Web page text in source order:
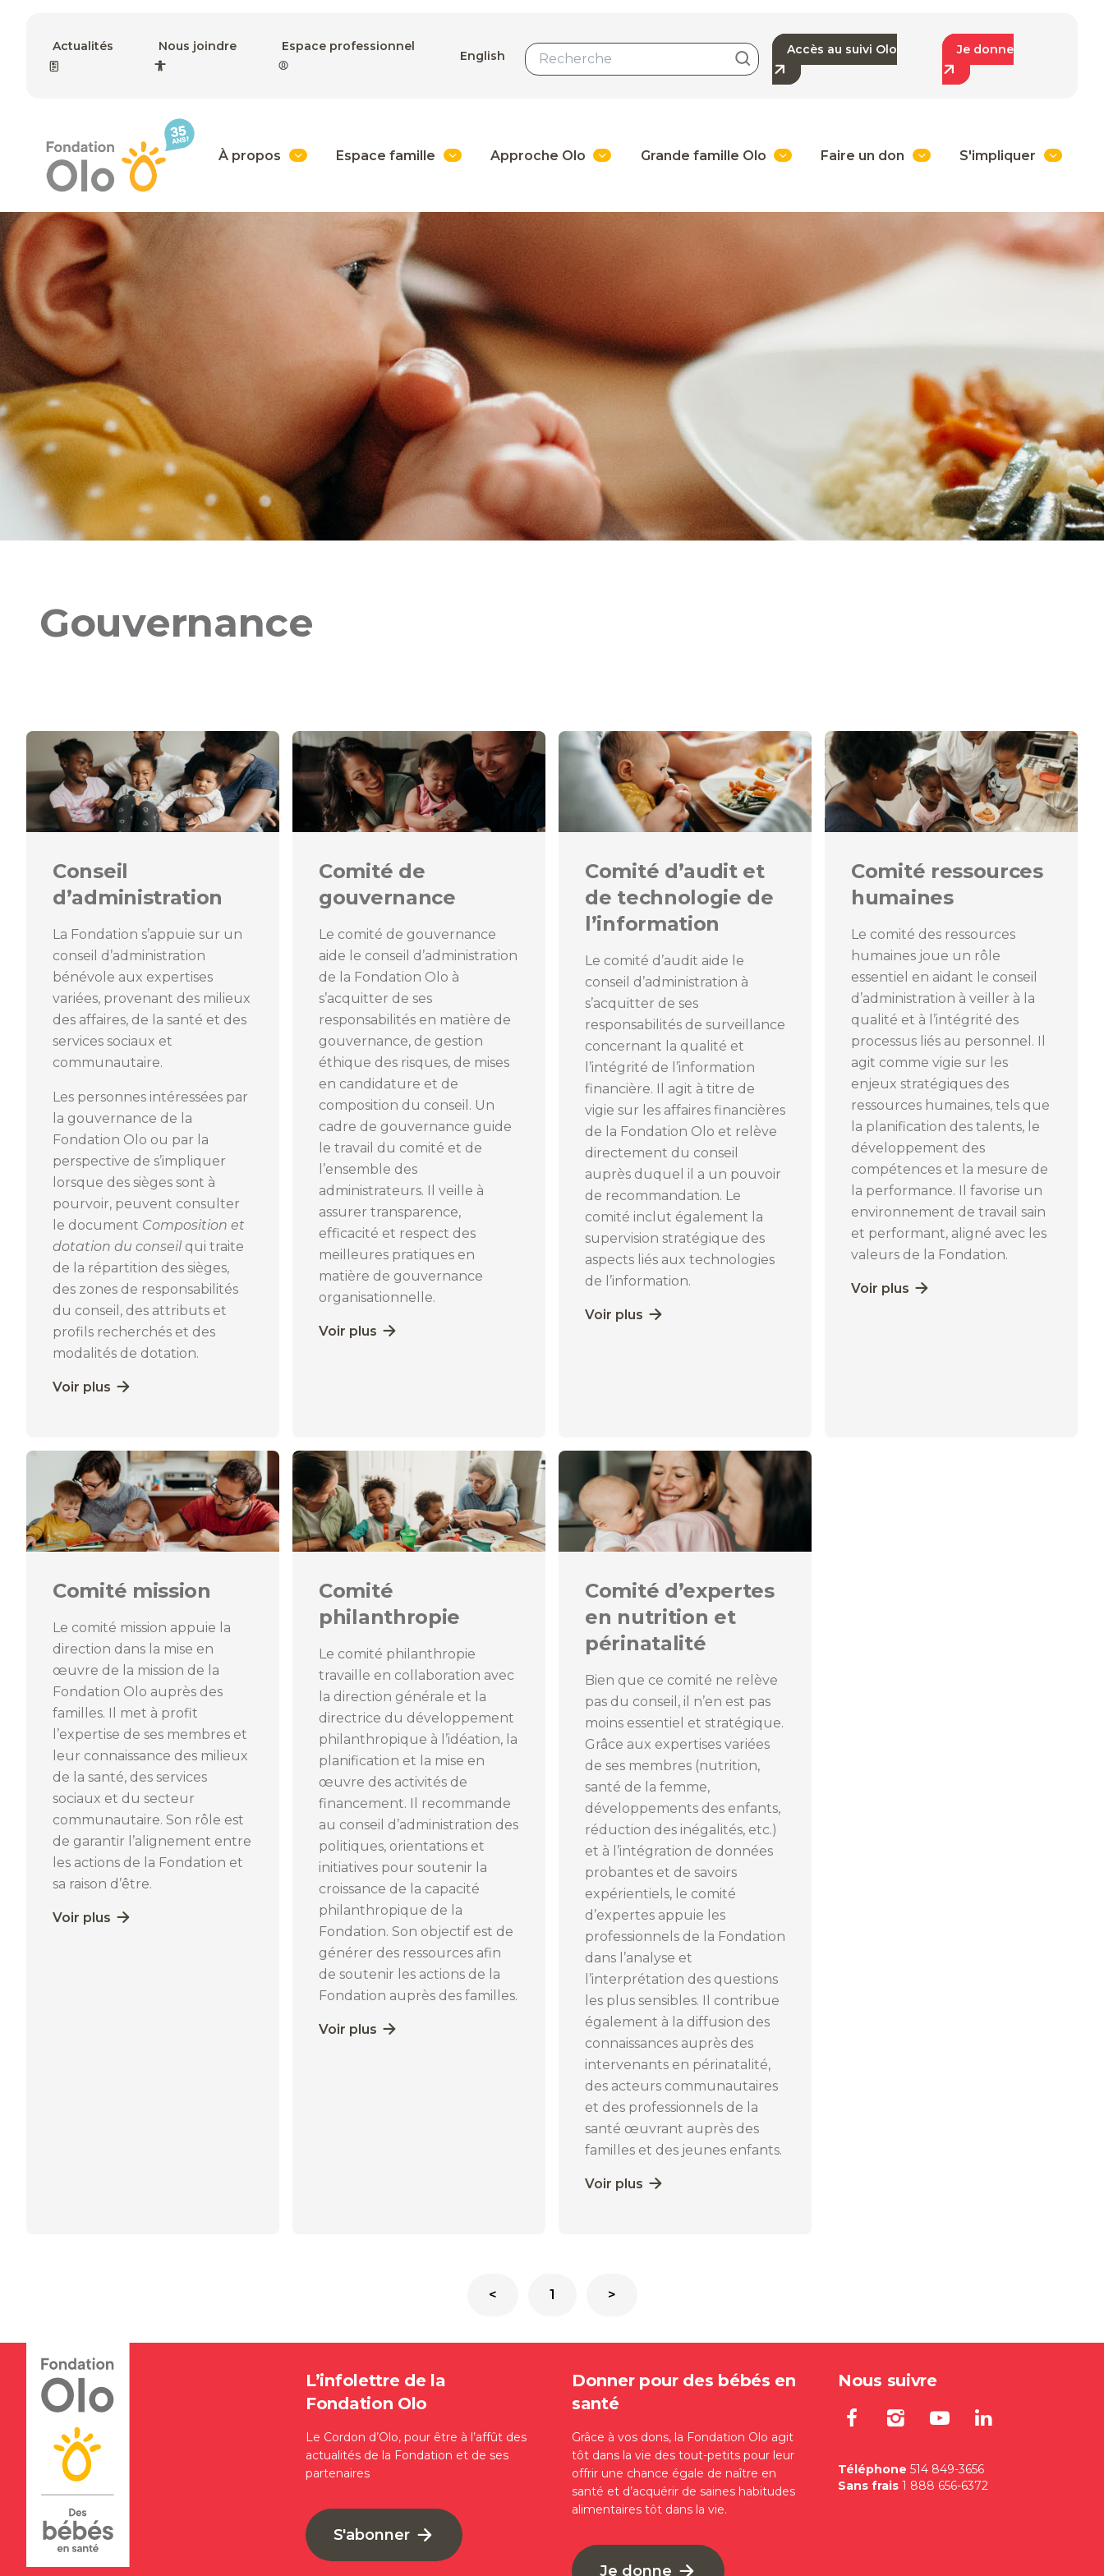
Actualités Nous joindre Espace professionnel
English Accès au suivi Olo Je donne
À propos Espace famille Approche Olo Grande famille Olo Faire un don S'impliquer
Gouvernance
Conseil
d’administration
La Fondation s’appuie sur un
conseil d’administration
bénévole aux expertises
variées, provenant des milieux
des affaires, de la santé et des
services sociaux et
communautaire.
Les personnes intéressées par
la gouvernance de la
Fondation Olo ou par la
perspective de s’impliquer
lorsque des sièges sont à
pourvoir, peuvent consulter
le document Composition et
dotation du conseil qui traite
de la répartition des sièges,
des zones de responsabilités
du conseil, des attributs et
profils recherchés et des
modalités de dotation.
Voir plus
Comité de
gouvernance
Le comité de gouvernance
aide le conseil d’administration
de la Fondation Olo à
s’acquitter de ses
responsabilités en matière de
gouvernance, de gestion
éthique des risques, de mises
en candidature et de
composition du conseil. Un
cadre de gouvernance guide
le travail du comité et de
l’ensemble des
administrateurs. Il veille à
assurer transparence,
efficacité et respect des
meilleures pratiques en
matière de gouvernance
organisationnelle.
Voir plus
Comité d’audit et
de technologie de
l’information
Le comité d’audit aide le
conseil d’administration à
s’acquitter de ses
responsabilités de surveillance
concernant la qualité et
l’intégrité de l’information
financière. Il agit à titre de
vigie sur les affaires financières
de la Fondation Olo et relève
directement du conseil
auprès duquel il a un pouvoir
de recommandation. Le
comité inclut également la
supervision stratégique des
aspects liés aux technologies
de l’information.
Voir plus
Comité ressources
humaines
Le comité des ressources
humaines joue un rôle
essentiel en aidant le conseil
d’administration à veiller à la
qualité et à l’intégrité des
processus liés au personnel. Il
agit comme vigie sur les
enjeux stratégiques des
ressources humaines, tels que
la planification des talents, le
développement des
compétences et la mesure de
la performance. Il favorise un
environnement de travail sain
et performant, aligné avec les
valeurs de la Fondation.
Voir plus
Comité mission
Le comité mission appuie la
direction dans la mise en
œuvre de la mission de la
Fondation Olo auprès des
familles. Il met à profit
l’expertise de ses membres et
leur connaissance des milieux
de la santé, des services
sociaux et du secteur
communautaire. Son rôle est
de garantir l’alignement entre
les actions de la Fondation et
sa raison d’être.
Voir plus
Comité
philanthropie
Le comité philanthropie
travaille en collaboration avec
la direction générale et la
directrice du développement
philanthropique à l’idéation, la
planification et la mise en
œuvre des activités de
financement. Il recommande
au conseil d’administration des
politiques, orientations et
initiatives pour soutenir la
croissance de la capacité
philanthropique de la
Fondation. Son objectif est de
générer des ressources afin
de soutenir les actions de la
Fondation auprès des familles.
Voir plus
Comité d’expertes
en nutrition et
périnatalité
Bien que ce comité ne relève
pas du conseil, il n’en est pas
moins essentiel et stratégique.
Grâce aux expertises variées
de ses membres (nutrition,
santé de la femme,
développements des enfants,
réduction des inégalités, etc.)
et à l’intégration de données
probantes et de savoirs
expérientiels, le comité
d’expertes appuie les
professionnels de la Fondation
dans l’analyse et
l’interprétation des questions
les plus sensibles. Il contribue
également à la diffusion des
connaissances auprès des
intervenants en périnatalité,
des acteurs communautaires
et des professionnels de la
santé œuvrant auprès des
familles et des jeunes enfants.
Voir plus
< 1 >
L’infolettre de la
Fondation Olo
Le Cordon d’Olo, pour être à l’affût des
actualités de la Fondation et de ses
partenaires
S'abonner
Donner pour des bébés en
santé
Grâce à vos dons, la Fondation Olo agit
tôt dans la vie des tout-petits pour leur
offrir une chance égale de naître en
santé et d’acquérir de saines habitudes
alimentaires tôt dans la vie.
Je donne
Nous suivre
Lien externe au site.
Lien externe au
Lien externe
Téléphone 514 849-3656
Sans frais 1 888 656-6372